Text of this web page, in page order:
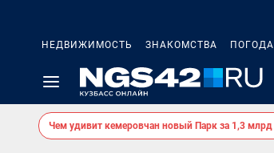
НЕДВИЖИМОСТЬ ЗНАКОМСТВА ПОГОДА
Чем удивит кемеровчан новый Парк за 1,3 млрд